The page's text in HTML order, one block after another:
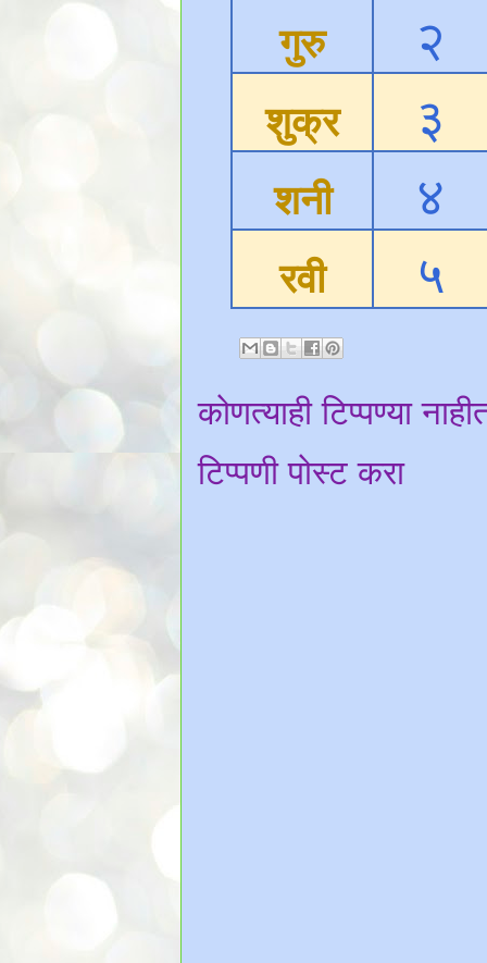
गुरु २
शुक्र ३
शनी ४
रवी ५
कोणत्याही टिप्पण्‍या
टिप्पणी पोस्ट करा